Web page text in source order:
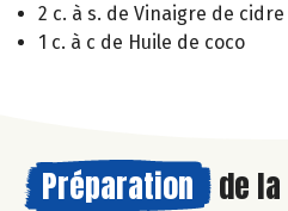
2 c. à s. de Vinaigre de cidre
1 c. à c de Huile de coco
Préparation de la